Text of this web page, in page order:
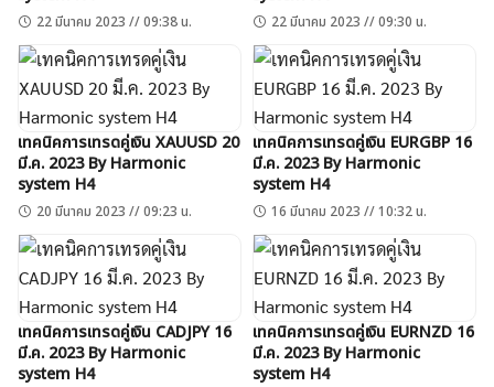
22 มีนาคม 2023 // 09:38 น. 22 มีนาคม 2023 // 09:30 น.
เทคนิคการเทรดคู่เงิน XAUUSD 20
มี.ค. 2023 By Harmonic
system H4
20 มีนาคม 2023 // 09:23 น.
เทคนิคการเทรดคู่เงิน EURGBP 16
มี.ค. 2023 By Harmonic
system H4
16 มีนาคม 2023 // 10:32 น.
เทคนิคการเทรดคู่เงิน CADJPY 16
มี.ค. 2023 By Harmonic
system H4
เทคนิคการเทรดคู่เงิน EURNZD 16
มี.ค. 2023 By Harmonic
system H4